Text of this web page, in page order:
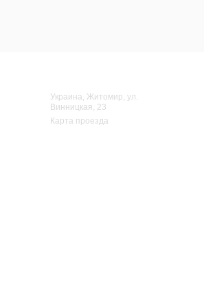
Украина, Житомир, ул.
Винницкая, 23
Карта проезда